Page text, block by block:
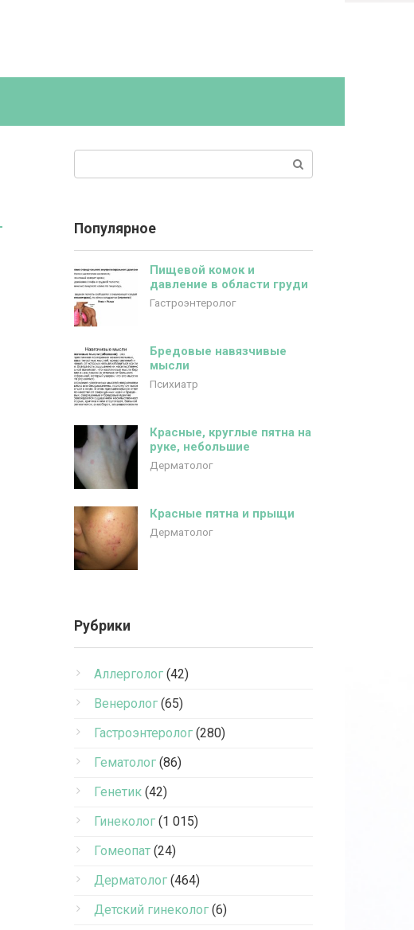
Популярное
Пищевой комок и
давление в области груди
Гастроэнтеролог
Бредовые навязчивые
мысли
Психиатр
Красные, круглые пятна на
руке, небольшие
Дерматолог
Красные пятна и прыщи
Дерматолог
Рубрики
Аллерголог (42)
Венеролог (65)
Гастроэнтеролог (280)
Гематолог (86)
Генетик (42)
Гинеколог (1 015)
Гомеопат (24)
Дерматолог (464)
Детский гинеколог (6)